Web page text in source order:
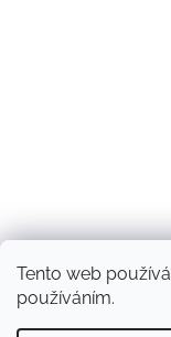
Tento web
používáním.